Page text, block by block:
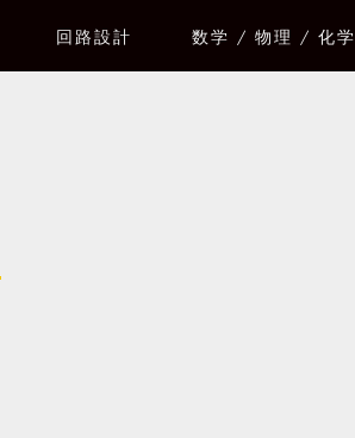
回路設計 数学 / 物理 / 化学